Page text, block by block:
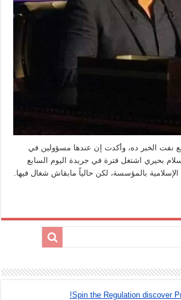
نفت الخبر ده، وأكدت إن عندها مسؤولين في
بحيري اشتغل فترة في جريدة اليوم السابع
بالمؤسسة، لكن حالياً مابقاش شغال فيها.